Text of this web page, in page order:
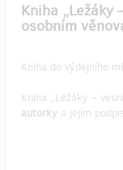
Kniha „Ležáky
osobním
Kniha do výdejního
Kniha „Ležáky –
autorky a jejím